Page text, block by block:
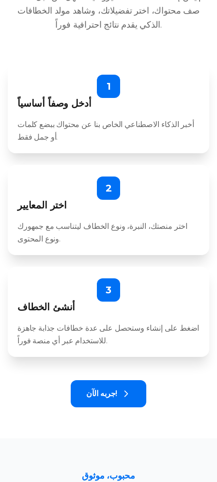
صف محتواك، اختر تفضيلاتك، وشاهد مولد الخطافات
الذكي يقدم نتائج احترافية فوراً.
1
أدخل وصفاً أساسياً
أخبر الذكاء الاصطناعي الخاص بنا عن محتواك ببضع كلمات
أو جمل فقط.
2
اختر المعايير
اختر منصتك، النبرة، ونوع الخطاف ليتناسب مع جمهورك
ونوع المحتوى.
3
أنشئ الخطاف
اضغط على إنشاء وستحصل على عدة خطافات جذابة جاهزة
للاستخدام عبر أي منصة فوراً.
جربه الآن!
محبوب، موثوق